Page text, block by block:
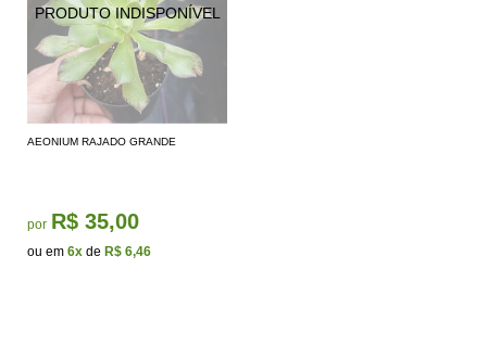
AEONIUM RAJADO GRANDE
por R$ 35,00
ou em 6x de R$ 6,46